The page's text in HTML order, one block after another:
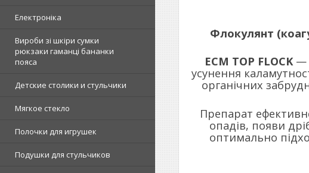
Електроніка
Вироби зі шкіри сумки
рюкзаки гаманці бананки
пояса
Детские столики и стульчики
Мягкое стекло
Полочки для игрушек
Подушки для стульчиков
Флокулянт
ECM TOP FLOCK—
усунення
органічних
Препарат
опадів, появи
оптимально